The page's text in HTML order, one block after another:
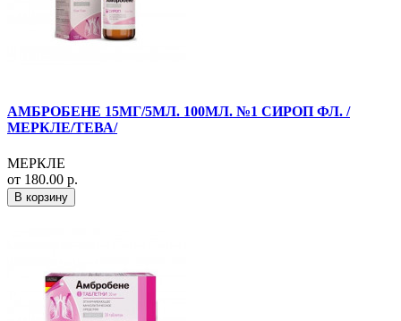
АМБРОБЕНЕ 15МГ/5МЛ. 100МЛ. №1 СИРОП ФЛ. /
МЕРКЛЕ/ТЕВА/
МЕРКЛЕ
от 180.00 р.
В корзину